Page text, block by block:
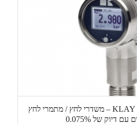
KLAY – Series 4000 / SAN – משדרי לחץ / מתמרי לחץ
דיוק של 0.075%